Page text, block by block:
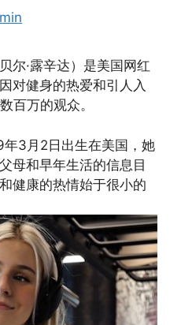
尔·露辛达）是美国网红
对健身的热爱和引人入
百万的观众。
3月2日出生在美国，她
母和早年生活的信息目
健康的热情始于很小的